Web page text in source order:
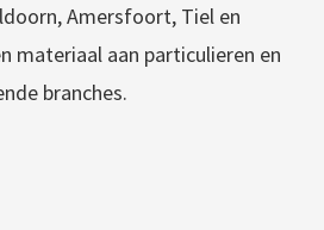
Amersfoort, Tiel en
materiaal aan particulieren en
branches.